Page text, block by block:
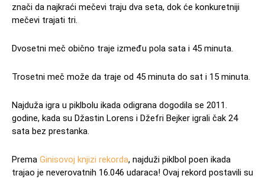
znači da najkraći mečevi traju dva seta, dok će konkuretniji
mečevi trajati tri.
Dvosetni meč obično traje između pola sata i 45 minuta.
Trosetni meč može da traje od 45 minuta do sat i 15 minuta.
Najduža igra u piklbolu ikada odigrana dogodila se 2011.
godine, kada su Džastin Lorens i Džefri Bejker igrali čak 24
sata bez prestanka.
Prema Ginisovoj knjizi rekorda, najduži piklbol poen ikada
trajao je neverovatnih 16.046 udaraca! Ovaj rekord postavili su